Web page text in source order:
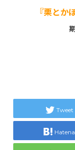
『栗とか
Tweet
Hatena